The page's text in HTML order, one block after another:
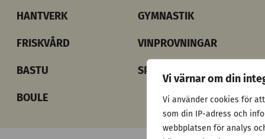
Vi värnar om din
Vi använder cookies för
som din IP-adress och
webbplatsen för analys
HANTVERK
FRISKVÅRD
BASTU
BOULE
GYMNASTIK
VINPROVNINGAR
SPÄNNANDE RESMÅL